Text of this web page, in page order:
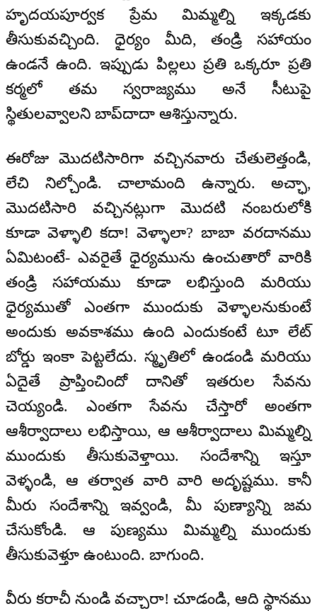
హృదయపూర్వక ప్రేమ మిమ్మల్ని ఇక్కడకు
తీసుకువచ్చింది. ధైర్యం మీది, తండ్రి సహాయం
ఉండనే ఉంది. ఇప్పుడు పిల్లలు ప్రతి ఒక్కరూ ప్రతి
కర్మలో తమ స్వరాజ్యము అనే సీటుపై
స్థితులవ్వాలని బాప్‌దాదా ఆశిస్తున్నారు.
ఈరోజు మొదటిసారిగా వచ్చినవారు చేతులెత్తండి,
లేచి నిల్చోండి. చాలామంది ఉన్నారు. అచ్ఛా,
మొదటిసారి వచ్చినట్లుగా మొదటి నంబరులోకి
కూడా వెళ్ళాలి కదా! వెళ్ళాలా? బాబా వరదానము
ఏమిటంటే- ఎవరైతే ధైర్యమును ఉంచుతారో వారికి
తండ్రి సహాయము కూడా లభిస్తుంది మరియు
ధైర్యముతో ఎంతగా ముందుకు వెళ్ళాలనుకుంటే
అందుకు అవకాశము ఉంది ఎందుకంటే టూ లేట్
బోర్డు ఇంకా పెట్టలేదు. స్మృతిలో ఉండండి మరియు
ఏదైతే ప్రాప్తించిందో దానితో ఇతరుల సేవను
చెయ్యండి. ఎంతగా సేవను చేస్తారో అంతగా
ఆశీర్వాదాలు లభిస్తాయి, ఆ ఆశీర్వాదాలు మిమ్మల్ని
ముందుకు తీసుకువెళ్తాయి. సందేశాన్ని ఇస్తూ
వెళ్ళండి, ఆ తర్వాత వారి వారి అదృష్టము. కానీ
మీరు సందేశాన్ని ఇవ్వండి, మీ పుణ్యాన్ని జమ
చేసుకోండి. ఆ పుణ్యము మిమ్మల్ని ముందుకు
తీసుకువెళ్తూ ఉంటుంది. బాగుంది.
వీరు కరాచీ నుండి వచ్చారా! చూడండి, ఆది స్థానము